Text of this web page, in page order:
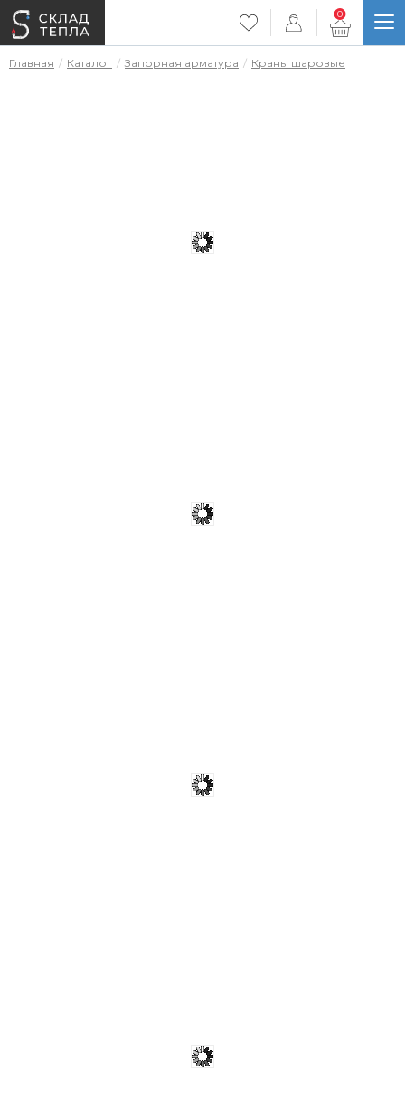
0
Главная Каталог Запорная арматура Краны шаровые